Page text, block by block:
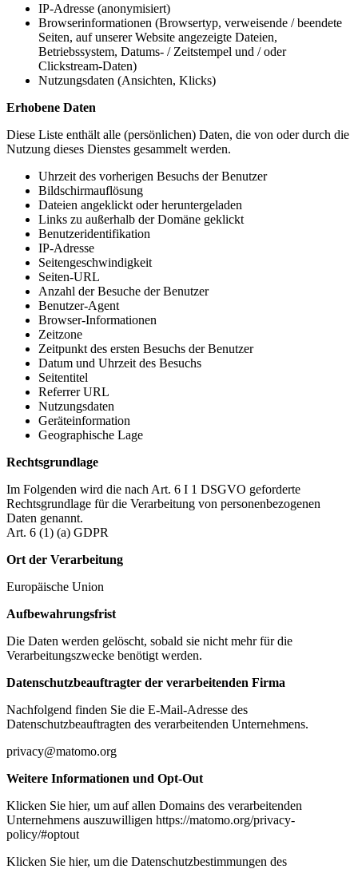
IP-Adresse (anonymisiert)
Browserinformationen (Browsertyp, verweisende / beendete
Seiten, auf unserer Website angezeigte Dateien,
Betriebssystem, Datums- / Zeitstempel und / oder
Clickstream-Daten)
Nutzungsdaten (Ansichten, Klicks)
Erhobene Daten
Diese Liste enthält alle (persönlichen) Daten, die von oder durch die
Nutzung dieses Dienstes gesammelt werden.
Uhrzeit des vorherigen Besuchs der Benutzer
Bildschirmauflösung
Dateien angeklickt oder heruntergeladen
Links zu außerhalb der Domäne geklickt
Benutzeridentifikation
IP-Adresse
Seitengeschwindigkeit
Seiten-URL
Anzahl der Besuche der Benutzer
Benutzer-Agent
Browser-Informationen
Zeitzone
Zeitpunkt des ersten Besuchs der Benutzer
Datum und Uhrzeit des Besuchs
Seitentitel
Referrer URL
Nutzungsdaten
Geräteinformation
Geographische Lage
Rechtsgrundlage
Im Folgenden wird die nach Art. 6 I 1 DSGVO geforderte
Rechtsgrundlage für die Verarbeitung von personenbezogenen
Daten genannt.
Art. 6 (1) (a) GDPR
Ort der Verarbeitung
Europäische Union
Aufbewahrungsfrist
Die Daten werden gelöscht, sobald sie nicht mehr für die
Verarbeitungszwecke benötigt werden.
Datenschutzbeauftragter der verarbeitenden Firma
Nachfolgend finden Sie die E-Mail-Adresse des
Datenschutzbeauftragten des verarbeitenden Unternehmens.
privacy@matomo.org
Weitere Informationen und Opt-Out
Klicken Sie hier, um auf allen Domains des verarbeitenden
Unternehmens auszuwilligen https://matomo.org/privacy-
policy/#optout
Klicken Sie hier, um die Datenschutzbestimmungen des